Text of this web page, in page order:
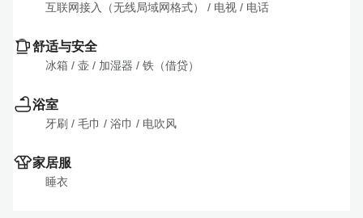
互联网接入（无线局域网格式） / 电视 / 电话
舒适与安全
冰箱 / 壶 / 加湿器 / 铁（借贷）
浴室
牙刷 / 毛巾 / 浴巾 / 电吹风
家居服
睡衣